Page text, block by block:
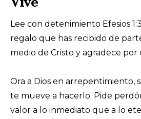
Lee con detenimiento Efesios
regalo que has recibido de
medio de Cristo y agradece por
Ora a Dios en arrepentimiento,
te mueve a hacerlo. Pide
valor a lo inmediato que a lo